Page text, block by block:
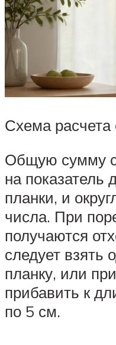
Схема расчета
Общую сумму
на показатель
планки, и
числа. При
получаются
следует взять
планку, или
прибавить к
по 5 см.